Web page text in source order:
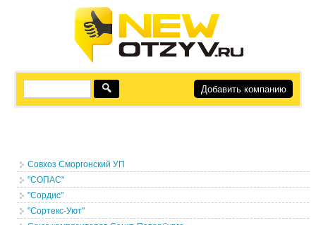
Добавить компанию
Совхоз Сморгонский УП
"СОПАС"
"Сордис"
"Сортекс-Уют"